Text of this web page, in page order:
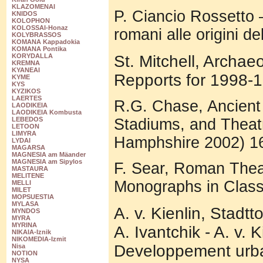
KLAZOMENAI
KNIDOS
KOLOPHON
KOLOSSAI-Honaz
KOLYBRASSOS
KOMANA Kappadokia
KOMANA Pontika
KORYDALLA
KREMNA
KYANEAI
KYME
KYS
KYZIKOS
LAERTES
LAODIKEIA
LAODIKEIA Kombusta
LEBEDOS
LETOON
LIMYRA
LYDAI
MAGARSA
MAGNESIA am Mäander
MAGNESIA am Sipylos
MASTAURA
MELITENE
MELLI
MILET
MOPSUESTIA
MYLASA
MYNDOS
MYRA
MYRINA
NIKAIA-Iznik
NIKOMEDIA-Izmit
Nisa
NOTION
NYSA
P. Ciancio Rossetto
romani alle origini
St. Mitchell,
Repports for 1998-
R.G. Chase,
Stadiums, and
Hamphshire 2002)
F. Sear, Roman
Monographs in
A. v. Kienlin,
A. Ivantchik - A. v.
Developpement